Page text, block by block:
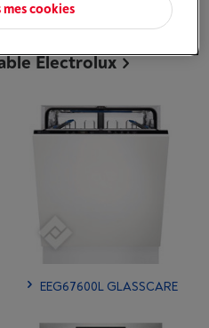
Electrolux
EEG67600L GLASSCARE
mes cookies